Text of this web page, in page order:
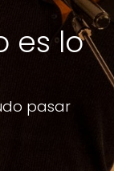
es lo
pasar